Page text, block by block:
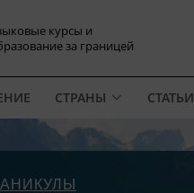
курсы и
за границей
СТРАНЫ СТАТЬИ